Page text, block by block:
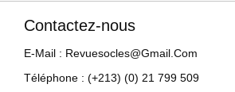
Contactez-nous
E-Mail : Revuesocles@gmail.com
Téléphone : (+213) (0) 21 799 509